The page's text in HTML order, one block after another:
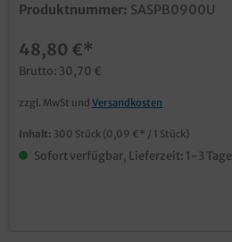
Produktnummer: SASPB0900U
48,80 €*
Brutto: 30,70 €
zzgl. MwSt und Versandkosten
Inhalt: 300 Stück (0,09 €* / 1 Stück)
Sofort verfügbar, Lieferzeit: 1-3 Tage